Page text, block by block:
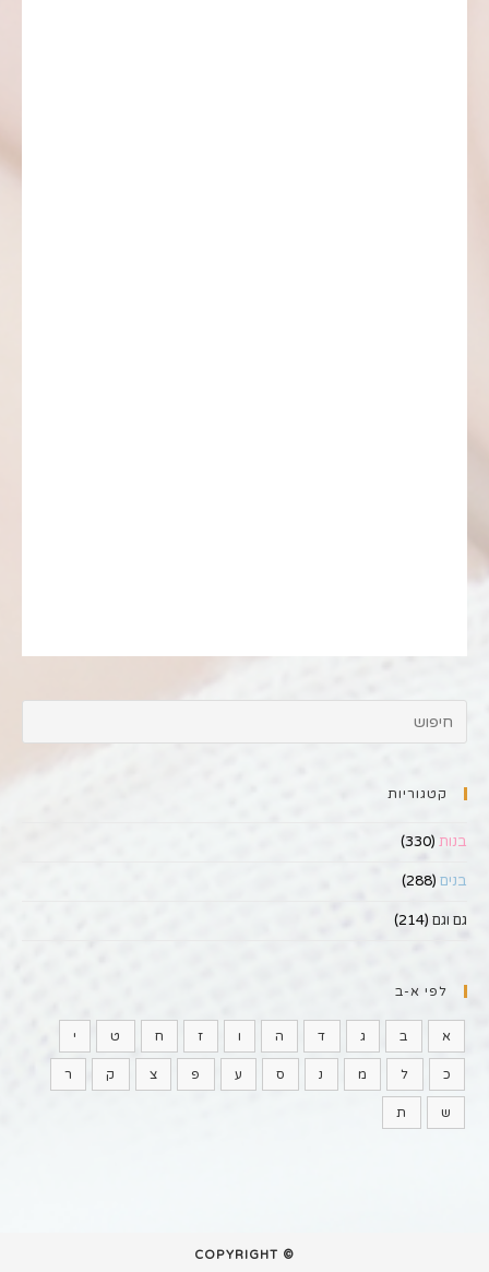
קטגוריות
בנות (330)
בנים (288)
גם וגם (214)
לפי א-ב
א ב ג ד ה ו ז ח ט י
כ ל מ נ ס ע פ צ ק ר
ש ת
© COPYRIGHT